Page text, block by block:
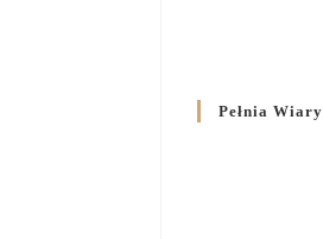
Pełnia Wiary